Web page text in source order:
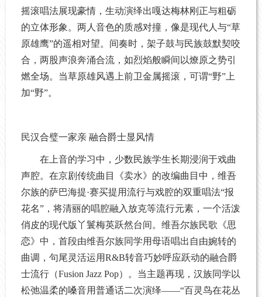
摇滚唱法展现豪情，生动演绎出嘎达梅林刚正与粗砺
的立体形象。两人音色的质感对撞，像是现代人与“草
原雄鹰”的遥相对望。间奏时，架子鼓与民族鼓默契咬
合，两股声浪奔涌合流，如烈焰般瞬间以燎原之势引
燃全场。当草原雄风遇上前卫金属摇滚，可谓“野”上
加“野”。
民汉合璧一家亲 融合爵士显风情
在上音的学习中，少数民族学生长期浸润于戏曲
声腔。在京剧传统曲目《卖水》的改编曲目中，维吾
尔族的萨巴海提·赛买提用流行与戏腔的双重唱法“报
花名”，将清丽的唱腔融入放克等流行元素，一个活泼
俏皮的现代版丫鬟梅英跃然台间。维吾尔族民歌《思
恋》中，首段由维吾尔族同学用母语唱出自由婉转的
曲调，句尾灵活运用R&B转音巧妙呼应跃动的融合爵
士流行（Fusion Jazz Pop）。当主题再现，汉族同学以
松弛温柔的嗓音用普通话二次演绎——“百灵鸟在花丛